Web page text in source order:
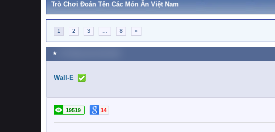
Trò Chơi Đoán Tên Các Món Ăn Việt Nam
1 2 3 8 »
★
Wall-E
19519 14